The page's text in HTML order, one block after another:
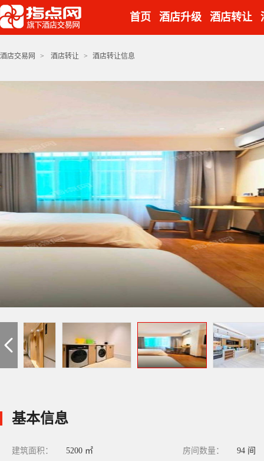
首页 酒店升级 酒店转让
酒店交易网 > 酒店转让 > 酒店转让信息
基本信息
建筑面积： 5200 ㎡ 房间数量： 94 间